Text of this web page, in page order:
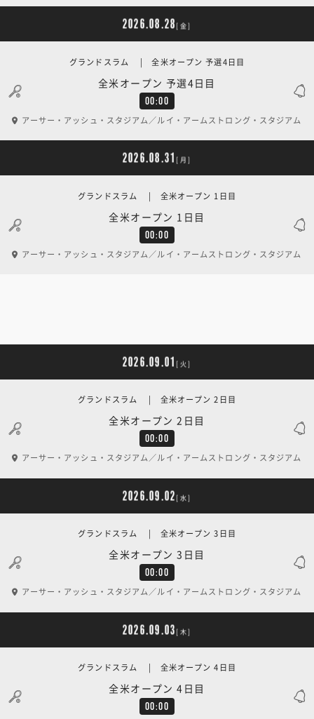
2026.08.28 [金]
00:00
全米オープン 予選4日目
グランドスラム | 全米オープン 予選4日目
アーサー・アッシュ・スタジアム／ルイ・アームストロング・スタジアム
2026.08.31 [月]
00:00
全米オープン 1日目
グランドスラム | 全米オープン 1日目
アーサー・アッシュ・スタジアム／ルイ・アームストロング・スタジアム
2026.09.01 [火]
00:00
全米オープン 2日目
グランドスラム | 全米オープン 2日目
アーサー・アッシュ・スタジアム／ルイ・アームストロング・スタジアム
2026.09.02 [水]
00:00
全米オープン 3日目
グランドスラム | 全米オープン 3日目
アーサー・アッシュ・スタジアム／ルイ・アームストロング・スタジアム
2026.09.03 [木]
00:00
全米オープン 4日目
グランドスラム | 全米オープン 4日目